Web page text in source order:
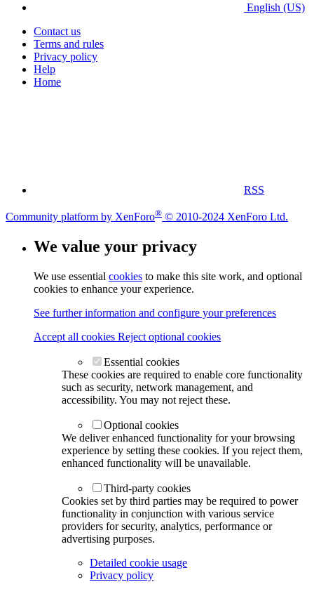
English (US)
Contact us
Terms and rules
Privacy policy
Help
Home
RSS
Community platform by XenForo® © 2010-2024 XenForo Ltd.
We value your privacy
We use essential cookies to make this site work, and optional
cookies to enhance your experience.
See further information and configure your preferences
Accept all cookies Reject optional cookies
Essential cookies
These cookies are required to enable core functionality
such as security, network management, and
accessibility. You may not reject these.
Optional cookies
We deliver enhanced functionality for your browsing
experience by setting these cookies. If you reject them,
enhanced functionality will be unavailable.
Third-party cookies
Cookies set by third parties may be required to power
functionality in conjunction with various service
providers for security, analytics, performance or
advertising purposes.
Detailed cookie usage
Privacy policy